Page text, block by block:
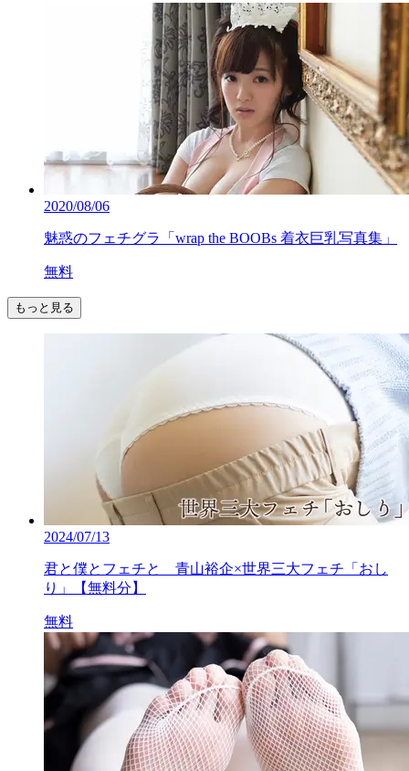
2020/08/06
魅惑のフェチグラ「wrap the BOOBs 着衣巨乳写真集」
無料
もっと見る
2024/07/13
君と僕とフェチと 青山裕企×世界三大フェチ「おし
り」【無料分】
無料